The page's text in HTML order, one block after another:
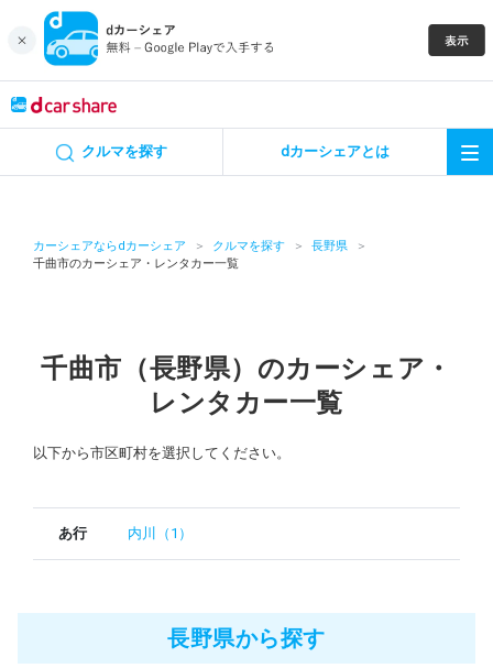
クルマを探す dカーシェアとは
カーシェアならdカーシェア クルマを探す
長野県
千曲市のカーシェア・レンタカー一覧
千曲市（長野県）のカーシェア・
レンタカー一覧
以下から市区町村を選択してください。
あ行 内川（1）
長野県から探す
カーシェア
特集
アプリの使い方